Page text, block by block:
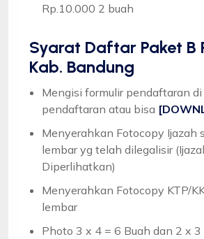
Rp.10.000 2 buah
Syarat Daftar Paket B
Kab. Bandung
Mengisi formulir pendaftaran
pendaftaran atau bisa
Menyerahkan Fotocopy Ijazah
lembar yg telah dilegalisir
Diperlihatkan)
Menyerahkan Fotocopy KTP/
lembar
Photo 3 x 4 = 6 Buah dan 2 x 3